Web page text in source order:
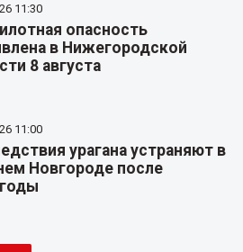
11:30
опасность
в Нижегородской
8 августа
11:00
урагана устраняют в
Новгороде после